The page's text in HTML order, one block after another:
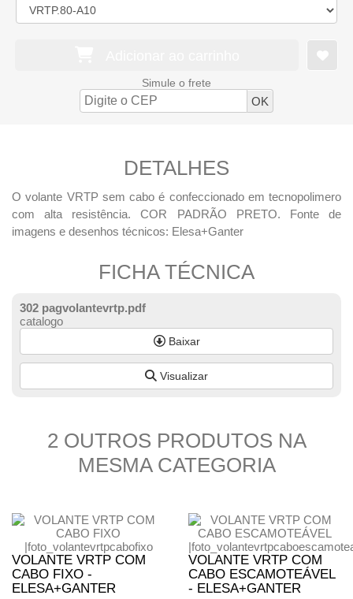
Simule o frete
DETALHES
O volante VRTP sem cabo é confeccionado em tecnopolimero
com alta resistência. COR PADRÃO PRETO. Fonte de
imagens e desenhos técnicos: Elesa+Ganter
FICHA TÉCNICA
302 pagvolantevrtp.pdf
catalogo
Baixar
Visualizar
2 OUTROS PRODUTOS NA
MESMA CATEGORIA
VOLANTE VRTP COM
CABO FIXO -
ELESA+GANTER
VOLANTE VRTP COM
CABO ESCAMOTEÁVEL
- ELESA+GANTER